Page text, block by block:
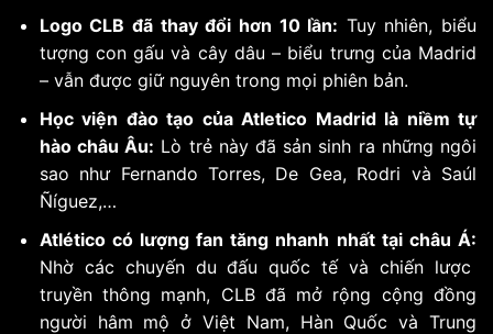
Logo CLB đã thay đổi hơn 10 lần: Tuy nhiên, biểu
tượng con gấu và cây dâu – biểu trưng của Madrid
– vẫn được giữ nguyên trong mọi phiên bản.
Học viện đào tạo của Atletico Madrid là niềm tự
hào châu Âu: Lò trẻ này đã sản sinh ra những ngôi
sao như Fernando Torres, De Gea, Rodri và Saúl
Ñíguez,…
Atlético có lượng fan tăng nhanh nhất tại châu Á:
Nhờ các chuyến du đấu quốc tế và chiến lược
truyền thông mạnh, CLB đã mở rộng cộng đồng
người hâm mộ ở Việt Nam, Hàn Quốc và Trung